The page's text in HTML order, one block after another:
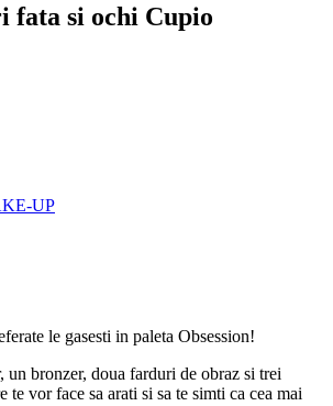
fata si ochi Cupio
UP
le gasesti in paleta Obsession!
bronzer, doua farduri de obraz si trei
te vor face sa arati si sa te simti ca cea mai